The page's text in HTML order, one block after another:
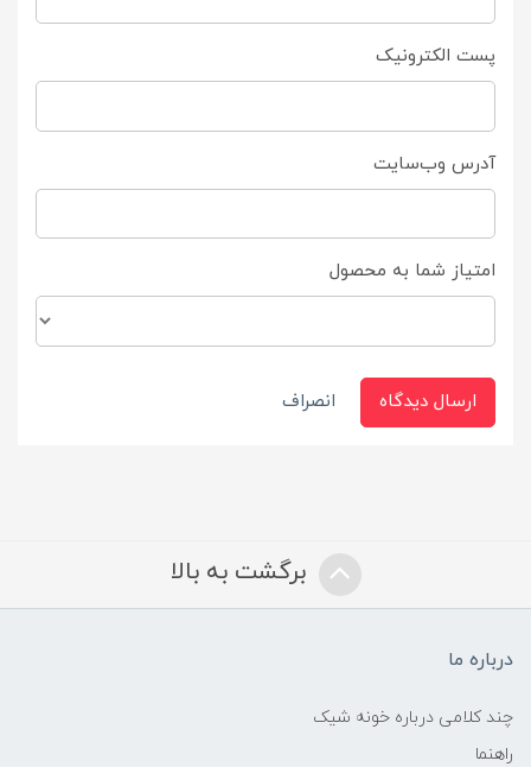
پست الکترونیک
آدرس وب‌سایت
امتیاز شما به محصول
ارسال دیدگاه انصراف
برگشت به بالا
درباره ما
چند کلامی درباره خونه شیک
راهنما